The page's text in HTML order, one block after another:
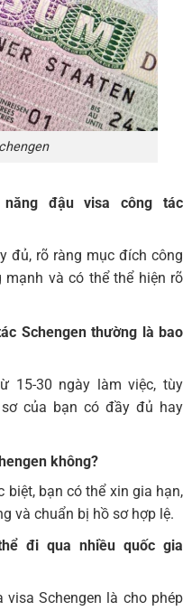
đậu visa công tác
đủ, rõ ràng mục đích công
và có thể thể hiện rõ
Schengen thường là bao
15-30 ngày làm việc, tùy
của bạn có đầy đủ hay
không?
biệt, bạn có thể xin gia hạn,
và chuẩn bị hồ sơ hợp lệ.
đi qua nhiều quốc gia
Schengen là cho phép